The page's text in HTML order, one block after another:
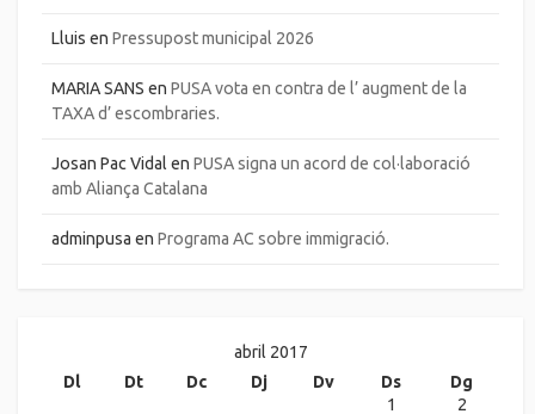
Lluis en Pressupost municipal 2026
MARIA SANS en PUSA vota en contra de l’ augment de la
TAXA d’ escombraries.
Josan Pac Vidal en PUSA signa un acord de col·laboració
amb Aliança Catalana
adminpusa en Programa AC sobre immigració.
abril 2017
Dl
Dt Dc Dj Dv Ds
Dg
1
2